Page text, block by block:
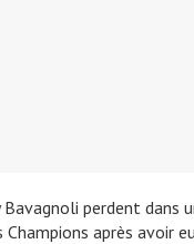
perdent dans
après avoir